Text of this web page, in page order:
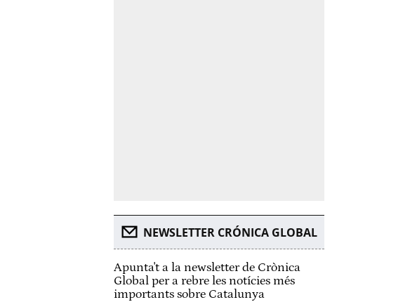
NEWSLETTER CRÓNICA GLOBAL
Apunta't a la newsletter de Crònica
Global per a rebre les notícies més
importants sobre Catalunya